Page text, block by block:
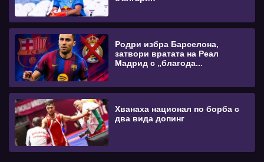
Родри избра Барселона,
затвори вратата на Реал
Мадрид с „благода...
Хванаха национал по борба с
два вида допинг